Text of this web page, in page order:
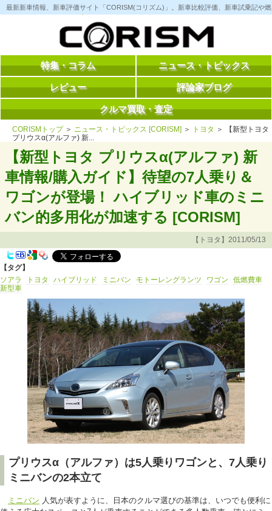
コ
ン
へ
最新新車情報、新車評価サイト「CORISM(コリズム)」。新車比較評価、新車試乗記や
特集・コラム ニュース・トピックス
レビュー 評論家ブログ
クルマ買取・査定
CORISMトップ＞ ニュース・トピックス [CORISM] ＞ トヨタ ＞ 【新型トヨタ
プリウスα(アルファ) 新...
【新型トヨタ プリウスα(アルファ) 新
車情報/購入ガイド】待望の7人乗り＆
ワゴンが登場！ ハイブリッド車のミニ
バン的多用化が加速する [CORISM]
【トヨタ】2011/05/13
【タグ】
ソアラ
トヨタ ハイブリッド ミニバン モトーレングランツ ワゴン
低燃費車
新型車
プリウスα（アルファ）は5人乗りワゴンと、7人乗り
ミニバンの2本立て
ミニバン 人気が表すように、日本のクルマ選びの基準は、いつでも便利に